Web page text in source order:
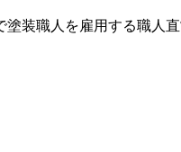
塗装職人を雇用する職人